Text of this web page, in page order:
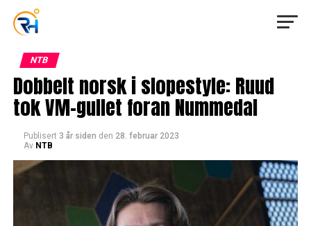
NTB
Dobbelt norsk i slopestyle: Ruud
tok VM-gullet foran Nummedal
Publisert 3 år siden den 28. februar 2023
Av NTB